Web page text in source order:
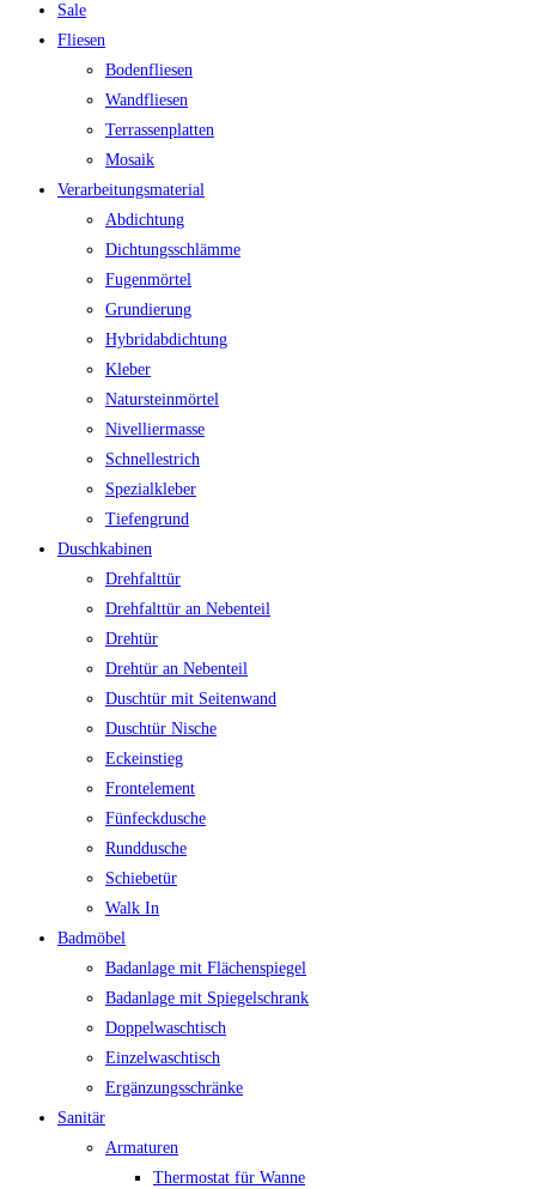
Sale
Fliesen
Bodenfliesen
Wandfliesen
Terrassenplatten
Mosaik
Verarbeitungsmaterial
Abdichtung
Dichtungsschlämme
Fugenmörtel
Grundierung
Hybridabdichtung
Kleber
Natursteinmörtel
Nivelliermasse
Schnellestrich
Spezialkleber
Tiefengrund
Duschkabinen
Drehfalttür
Drehfalttür an Nebenteil
Drehtür
Drehtür an Nebenteil
Duschtür mit Seitenwand
Duschtür Nische
Eckeinstieg
Frontelement
Fünfeckdusche
Runddusche
Schiebetür
Walk In
Badmöbel
Badanlage mit Flächenspiegel
Badanlage mit Spiegelschrank
Doppelwaschtisch
Einzelwaschtisch
Ergänzungsschränke
Sanitär
Armaturen
Thermostat für Wanne